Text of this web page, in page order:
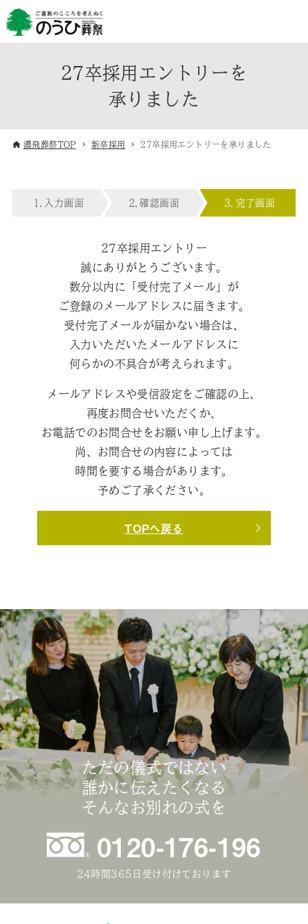
27卒採用エントリーを
承りました
濃飛葬祭TOP 新卒採用 27卒採用エントリーを承りました
入力画面 確認画面 完了画面
27卒採用エントリー
誠にありがとうございます。
数分以内に「受付完了メール」が
ご登録のメールアドレスに届きます。
受付完了メールが届かない場合は、
入力いただいたメールアドレスに
何らかの不具合が考えられます。
メールアドレスや受信設定をご確認の上、
再度お問合せいただくか、
お電話でのお問合せをお願い申し上げます。
尚、お問合せの内容によっては
時間を要する場合があります。
予めご了承ください。
TOPへ戻る
ただの儀式ではない
誰かに伝えたくなる
そんなお別れの式を
0120-176-196
24時間365日受け付けております